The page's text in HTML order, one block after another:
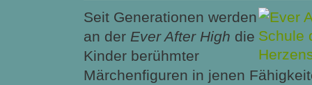
Seit Generationen werden
an der Ever After High die
Kinder berühmter
Märchenfiguren in jenen